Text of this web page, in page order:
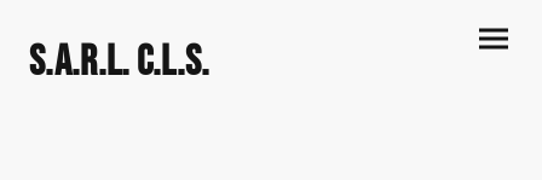
S.A.R.L. C.L.S.